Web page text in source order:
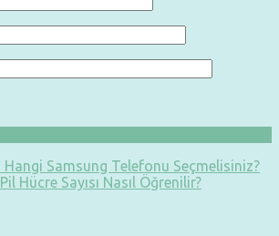
Hangi Samsung Telefonu Seçmelisiniz?
Pil Hücre Sayısı Nasıl Öğrenilir?